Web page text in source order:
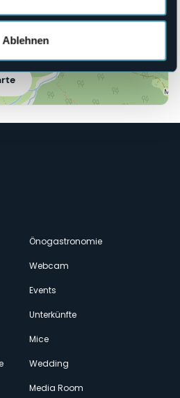
Ablehnen
Önogastronomie
Webcam
Events
Unterkünfte
Mice
Wedding
Media Room